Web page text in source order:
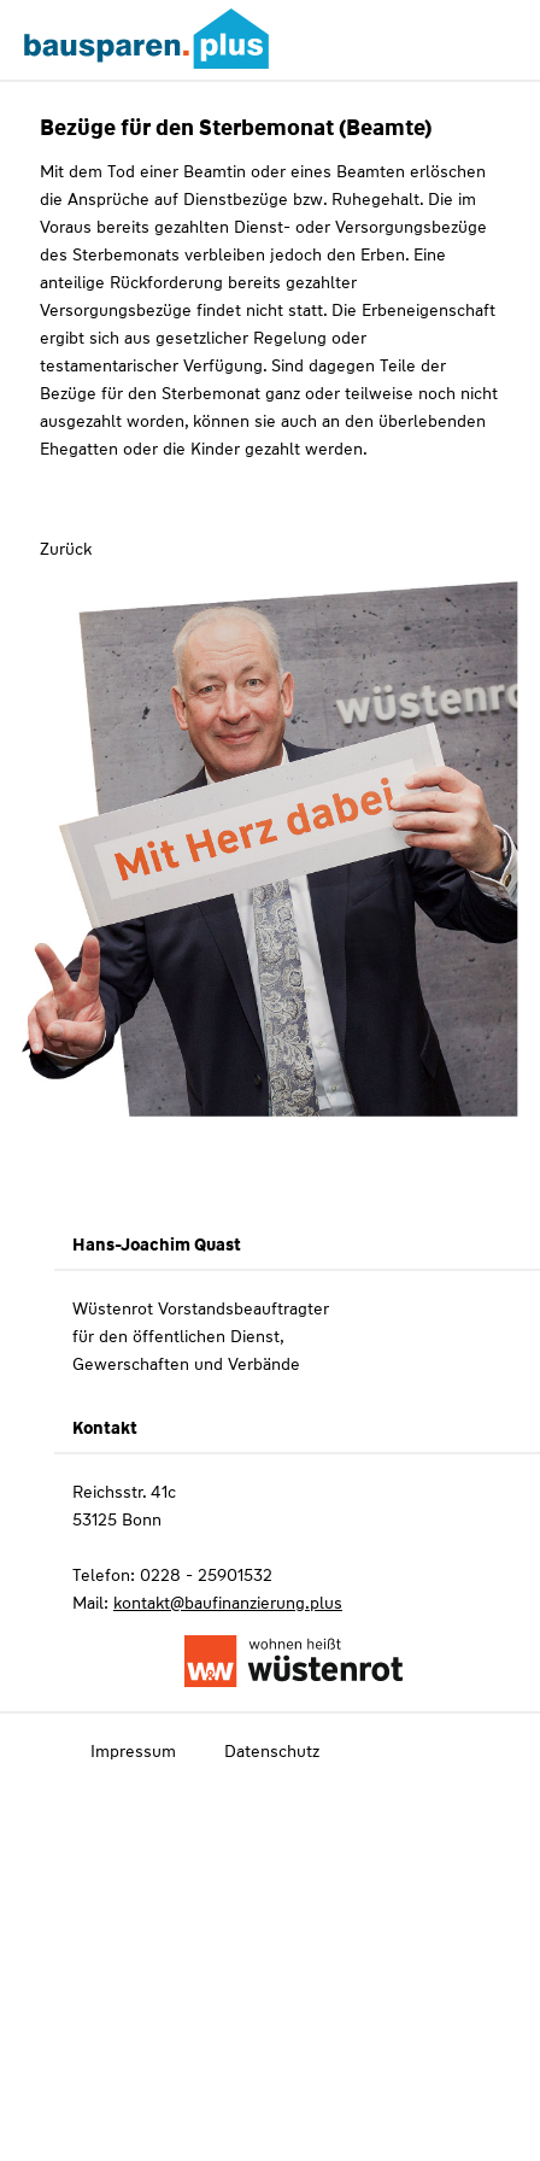
Bezüge für den Sterbemonat (Beamte)
Mit dem Tod einer Beamtin oder eines Beamten erlöschen
die Ansprüche auf Dienstbezüge bzw. Ruhegehalt. Die im
Voraus bereits gezahlten Dienst- oder Versorgungsbezüge
des Sterbemonats verbleiben jedoch den Erben. Eine
anteilige Rückforderung bereits gezahlter
Versorgungsbezüge findet nicht statt. Die Erbeneigenschaft
ergibt sich aus gesetzlicher Regelung oder
testamentarischer Verfügung. Sind dagegen Teile der
Bezüge für den Sterbemonat ganz oder teilweise noch nicht
ausgezahlt worden, können sie auch an den überlebenden
Ehegatten oder die Kinder gezahlt werden.
Zurück
Hans-Joachim Quast
Wüstenrot Vorstandsbeauftragter
für den öffentlichen Dienst,
Gewerschaften und Verbände
Kontakt
Reichsstr. 41c
53125 Bonn
Telefon: 0228 - 25901532
Mail: kontakt@baufinanzierung.plus
Impressum Datenschutz